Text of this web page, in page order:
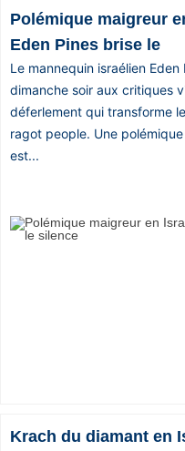
Polémique maigreur
Eden Pines brise le
Le mannequin israélien
dimanche soir aux critiques
déferlement qui transforme
ragot people. Une
est...
Krach du diamant en